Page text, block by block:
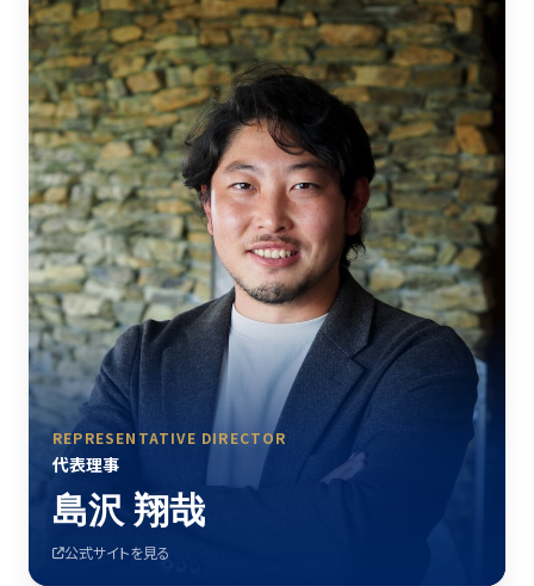
REPRESENTATIVE DIRECTOR
代表理事
島沢 翔哉
公式サイトを見る